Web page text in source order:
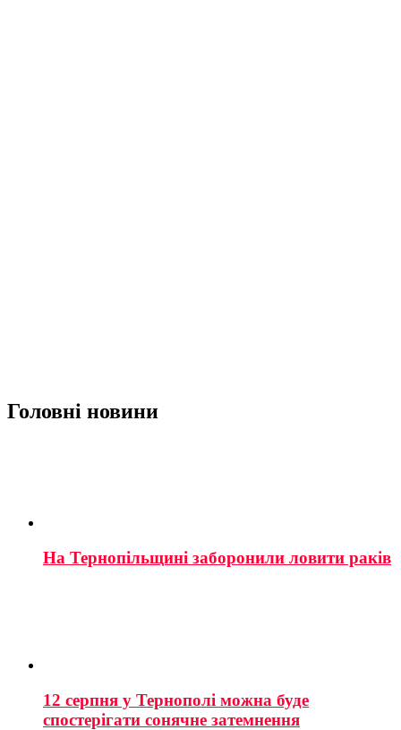
Головні новини
На Тернопільщині заборонили ловити раків
12 серпня у Тернополі можна буде
спостерігати сонячне затемнення